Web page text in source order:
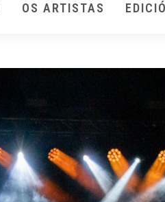
OS ARTISTAS